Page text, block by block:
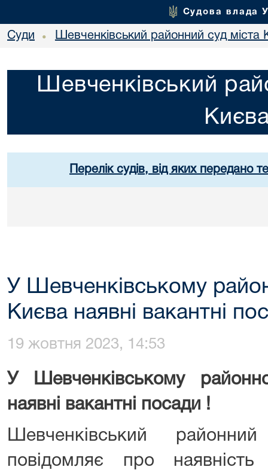
Судова влада
Суди • Шевченківський районний суд міста
Шевченківський
Перелік судів, від яких передано
У Шевченківському
Києва наявні вакантні
19 жовтня 2023, 14:53
У Шевченківському
наявні вакантні посади !
Шевченківський
повідомляє про наявність